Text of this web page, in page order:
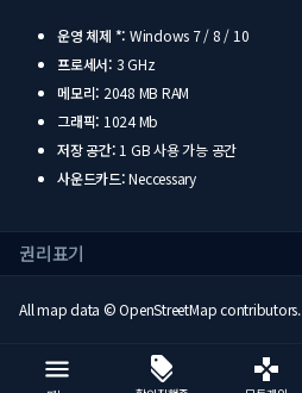
운영 체제 *: Windows 7 / 8 / 10
프로세서: 3 GHz
메모리: 2048 MB RAM
그래픽: 1024 Mb
저장 공간: 1 GB 사용 가능 공간
사운드카드:Neccessary
권리표기
All map data © OpenStreetMap contributors.